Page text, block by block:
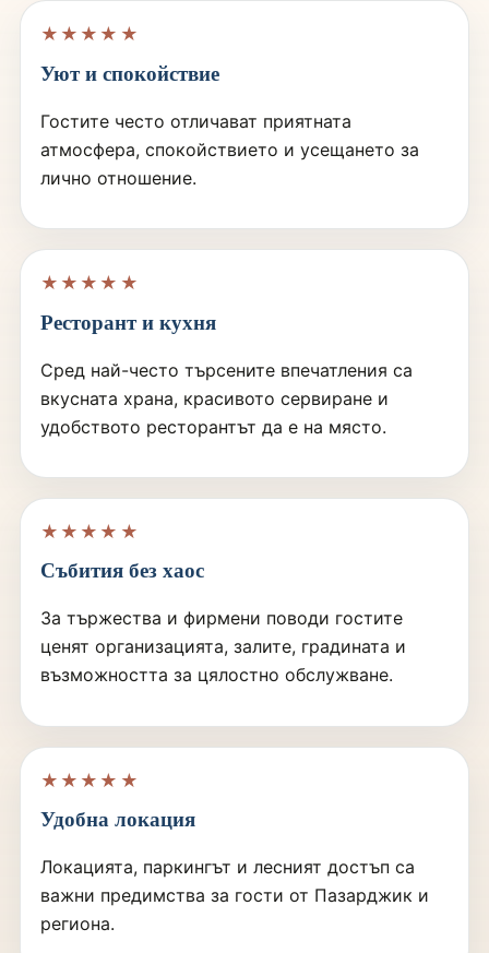
★★★★★
Уют и спокойствие
Гостите често отличават приятната
атмосфера, спокойствието и усещането за
лично отношение.
★★★★★
Ресторант и кухня
Сред най-често търсените впечатления са
вкусната храна, красивото сервиране и
удобството ресторантът да е на място.
★★★★★
Събития без хаос
За тържества и фирмени поводи гостите
ценят организацията, залите, градината и
възможността за цялостно обслужване.
★★★★★
Удобна локация
Локацията, паркингът и лесният достъп са
важни предимства за гости от Пазарджик и
региона.